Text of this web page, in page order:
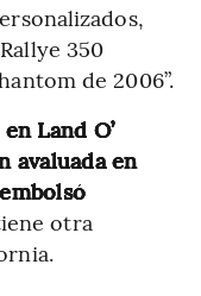
350
de 2006”.
Land O’
avaluada en
otra